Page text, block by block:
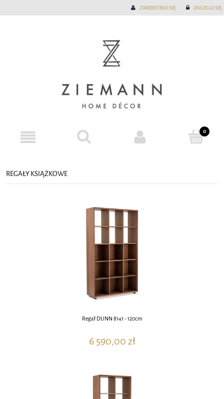
ZAREJESTRUJ SIĘ ZALOGUJ SIĘ
REGAŁY KSIĄŻKOWE
Regał DUNN 8141 - 120cm
6 590,00 zł